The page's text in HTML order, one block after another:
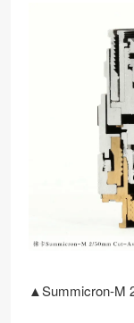
▲Summicron-M